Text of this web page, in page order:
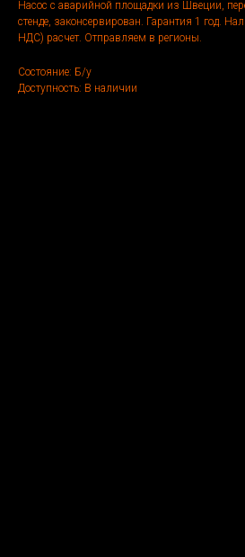
Насос с аварийной площадки из Швеции,
стенде, законсервирован. Гарантия 1 год.
НДС) расчет. Отправляем в регионы.
Состояние: Б/у
Доступность: В наличии